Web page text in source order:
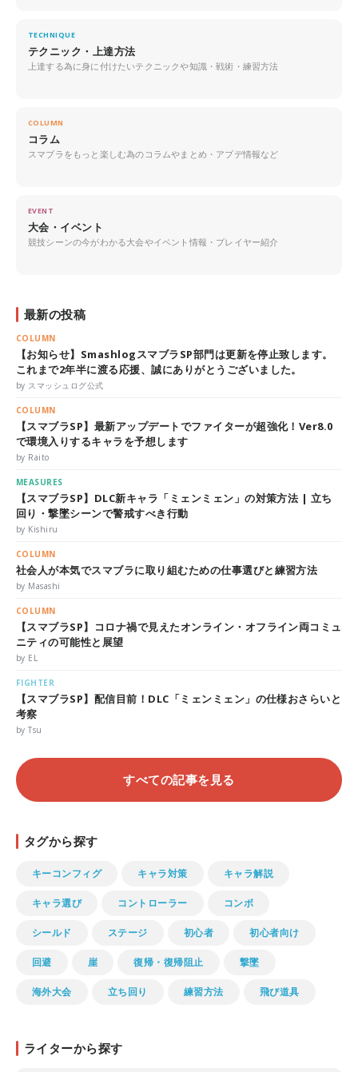
TECHNIQUE
テクニック・上達方法
上達する為に身に付けたいテクニックや知識・戦術・練習方法
COLUMN
コラム
スマブラをもっと楽しむ為のコラムやまとめ・アプデ情報など
EVENT
大会・イベント
競技シーンの今がわかる大会やイベント情報・プレイヤー紹介
最新の投稿
COLUMN
【お知らせ】SmashlogスマブラSP部門は更新を停止致します。
これまで2年半に渡る応援、誠にありがとうございました。
by スマッシュログ公式
COLUMN
【スマブラSP】最新アップデートでファイターが超強化！Ver8.0
で環境入りするキャラを予想します
by Raito
MEASURES
【スマブラSP】DLC新キャラ「ミェンミェン」の対策方法 | 立ち
回り・撃墜シーンで警戒すべき行動
by Kishiru
COLUMN
社会人が本気でスマブラに取り組むための仕事選びと練習方法
by Masashi
COLUMN
【スマブラSP】コロナ禍で見えたオンライン・オフライン両コミュ
ニティの可能性と展望
by EL
FIGHTER
【スマブラSP】配信目前！DLC「ミェンミェン」の仕様おさらいと
考察
by Tsu
すべての記事を見る
タグから探す
キーコンフィグ キャラ対策 キャラ解説
キャラ選び コントローラー コンボ
シールド ステージ 初心者 初心者向け
回避 崖 復帰・復帰阻止 撃墜
海外大会 立ち回り 練習方法 飛び道具
ライターから探す